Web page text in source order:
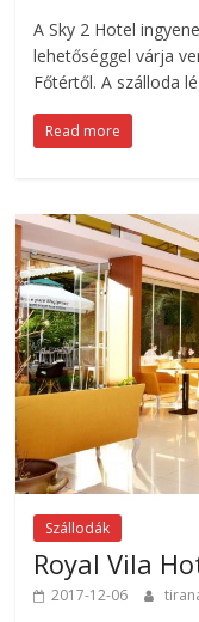
A Sky 2 Hotel
lehetőséggel várja
Főtértől. A szálloda
Read more
Szállodák
Royal Vila
2017-12-06